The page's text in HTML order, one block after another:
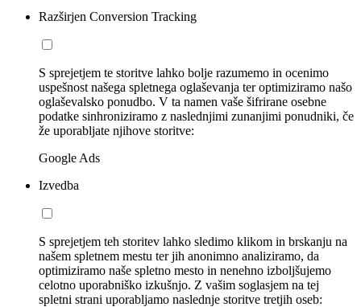
Razširjen Conversion Tracking
S sprejetjem te storitve lahko bolje razumemo in ocenimo
uspešnost našega spletnega oglaševanja ter optimiziramo našo
oglaševalsko ponudbo. V ta namen vaše šifrirane osebne
podatke sinhroniziramo z naslednjimi zunanjimi ponudniki, če
že uporabljate njihove storitve:
Google Ads
Izvedba
S sprejetjem teh storitev lahko sledimo klikom in brskanju na
našem spletnem mestu ter jih anonimno analiziramo, da
optimiziramo naše spletno mesto in nenehno izboljšujemo
celotno uporabniško izkušnjo. Z vašim soglasjem na tej
spletni strani uporabljamo naslednje storitve tretjih oseb: